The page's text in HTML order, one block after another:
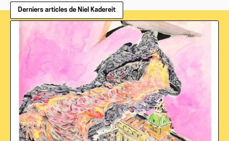
Derniers articles de Niel Kadereit